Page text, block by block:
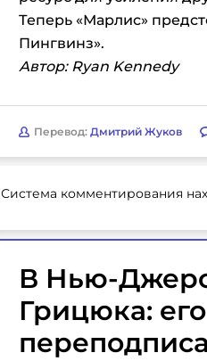
Теперь «Марлис»
Пингвинз».
Автор: Ryan Kennedy
Перевод: Дмитрий Жуков
Система комментирования
В Нью-
Грицюка: